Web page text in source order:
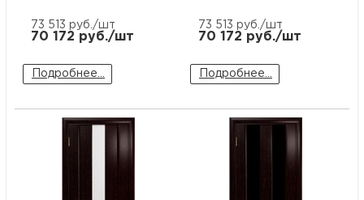
73 513 руб./шт
70 172 руб./шт
Подробнее...
73 513 руб./шт
70 172 руб./шт
Подробнее...